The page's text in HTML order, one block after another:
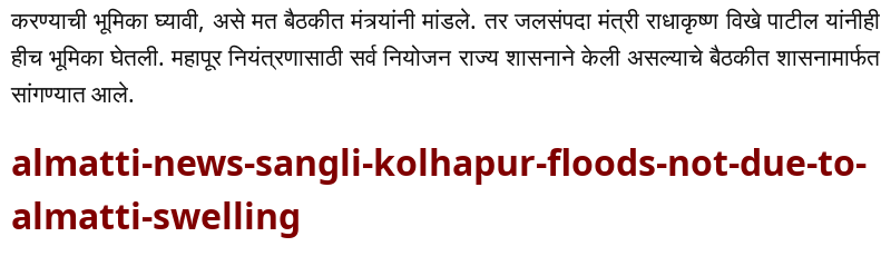
करण्याची भूमिका घ्यावी, असे मत बैठकीत मंत्र्यांनी मांडले. तर जलसंपदा मंत्री राधाकृष्ण विखे पाटील यांनीही
हीच भूमिका घेतली. महापूर नियंत्रणासाठी सर्व नियोजन राज्य शासनाने केली असल्याचे बैठकीत शासनामार्फत
सांगण्यात आले.
almatti-news-sangli-kolhapur-floods-not-due-to-
almatti-swelling